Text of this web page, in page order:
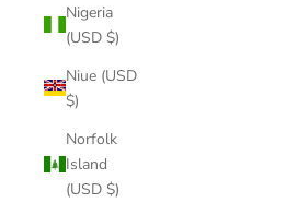
Nigeria
(USD $)
Niue (USD
$)
Norfolk
Island
(USD $)